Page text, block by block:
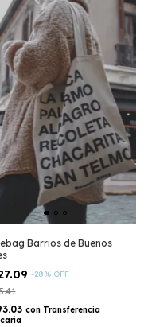
Barrios de Buenos
-28% OFF
con Transferencia